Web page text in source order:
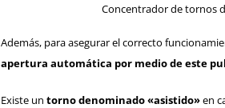
Concentrador de tornos
Además, para asegurar el correcto
apertura automática por medio de este
Existe un torno denominado «asistido»en